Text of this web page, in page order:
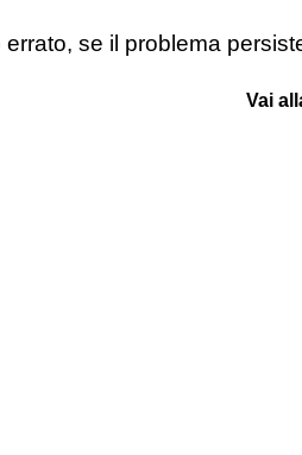
errato, se il problema
Vai